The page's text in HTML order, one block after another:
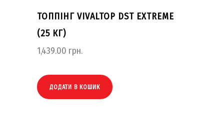
ТОППІНГ VIVALTOP DST EXTREME
(25 КГ)
1,439.00 грн.
ДОДАТИ В КОШИК